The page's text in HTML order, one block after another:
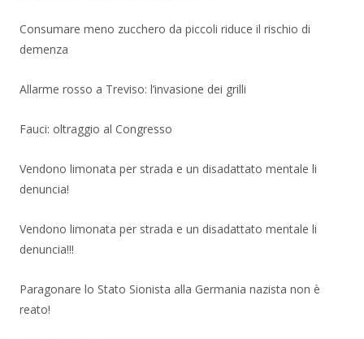
Consumare meno zucchero da piccoli riduce il rischio di
demenza
Allarme rosso a Treviso: l’invasione dei grilli
Fauci: oltraggio al Congresso
Vendono limonata per strada e un disadattato mentale li
denuncia!
Vendono limonata per strada e un disadattato mentale li
denuncia!!!
Paragonare lo Stato Sionista alla Germania nazista non è
reato!